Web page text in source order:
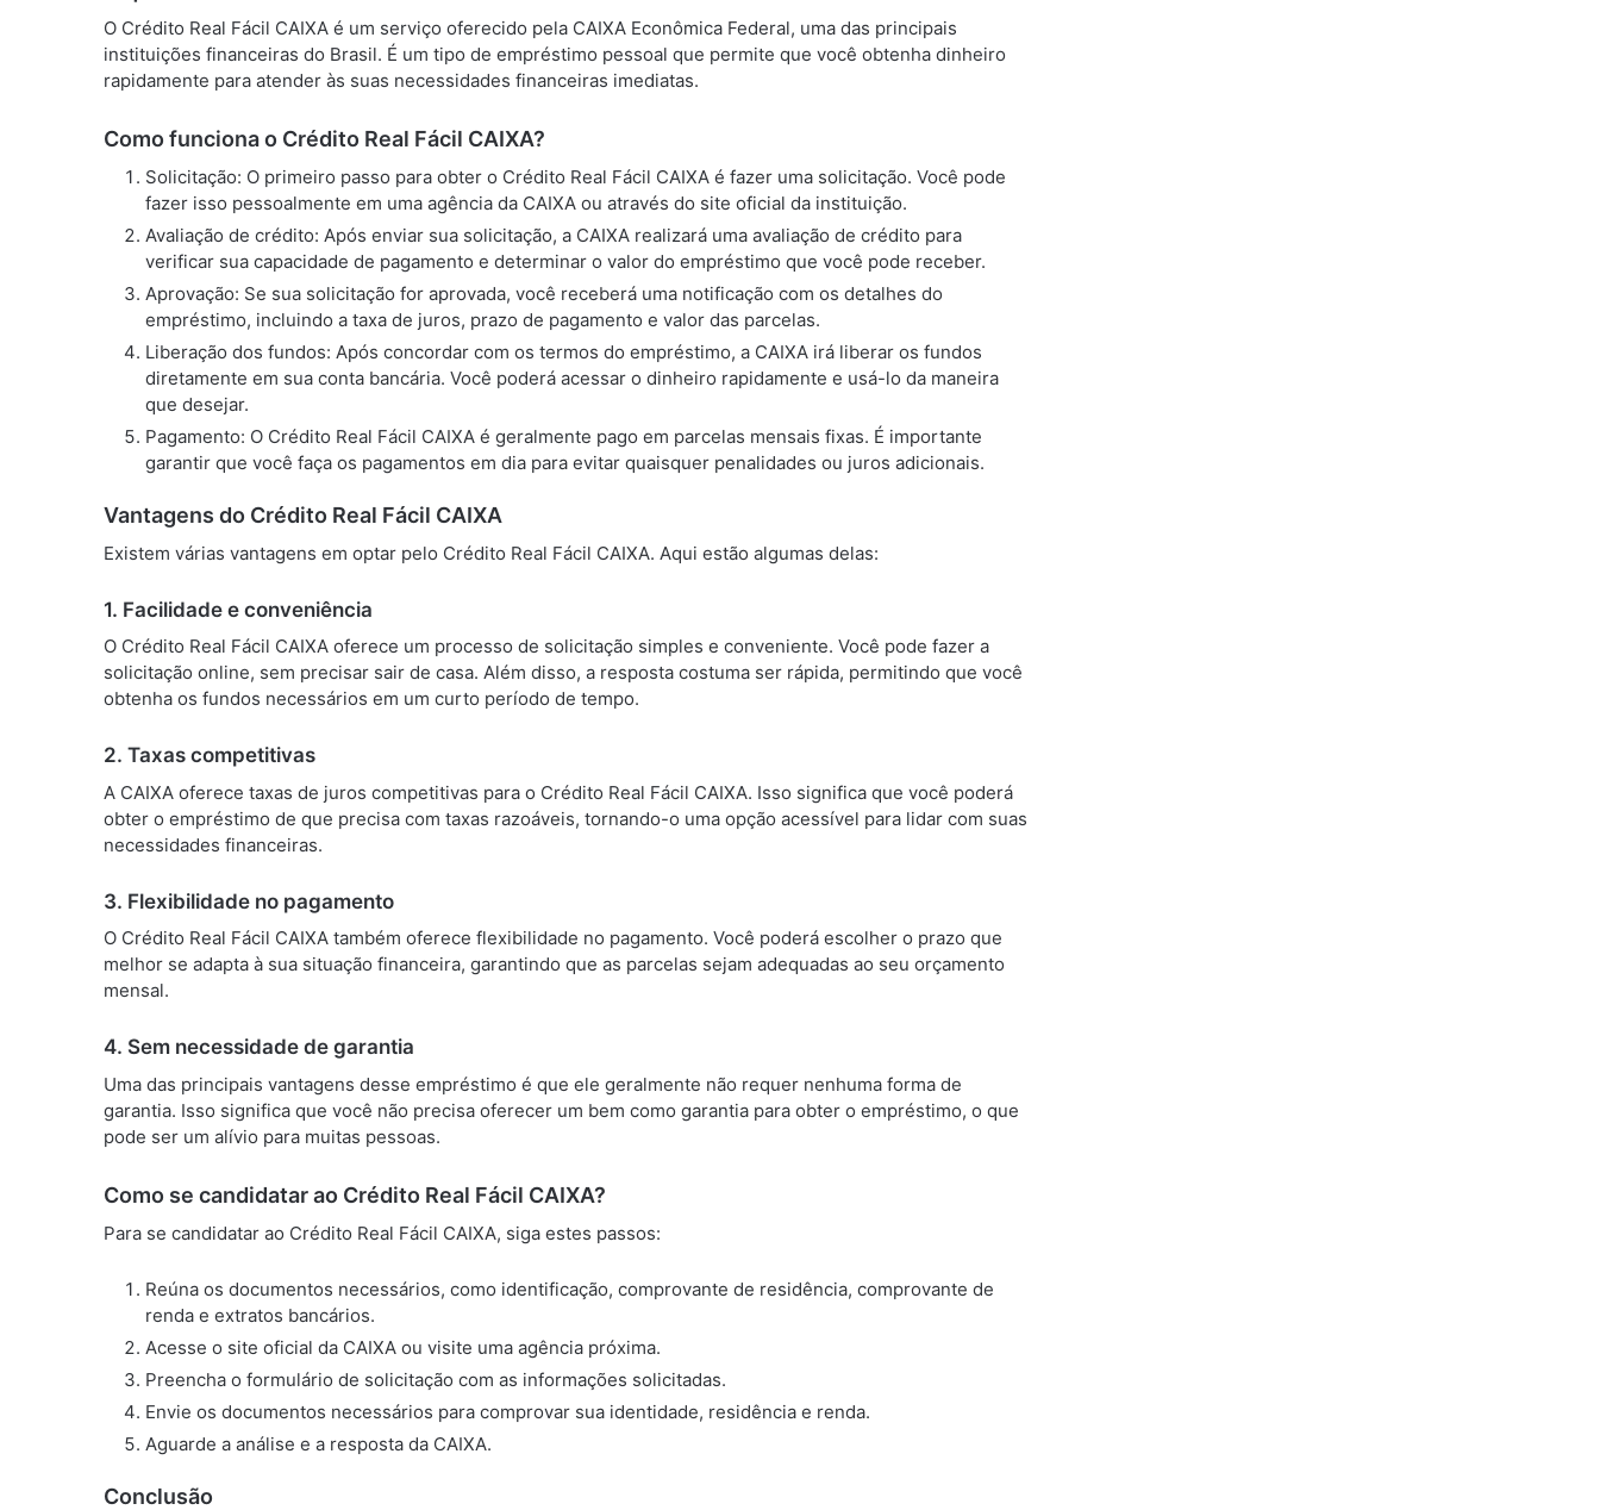
O Crédito Real Fácil CAIXA é um serviço oferecido pela CAIXA Econômica Federal, uma das principais
instituições financeiras do Brasil. É um tipo de empréstimo pessoal que permite que você obtenha dinheiro
rapidamente para atender às suas necessidades financeiras imediatas.
Como funciona o Crédito Real Fácil CAIXA?
Solicitação: O primeiro passo para obter o Crédito Real Fácil CAIXA é fazer uma solicitação. Você pode
fazer isso pessoalmente em uma agência da CAIXA ou através do site oficial da instituição.
Avaliação de crédito: Após enviar sua solicitação, a CAIXA realizará uma avaliação de crédito para
verificar sua capacidade de pagamento e determinar o valor do empréstimo que você pode receber.
Aprovação: Se sua solicitação for aprovada, você receberá uma notificação com os detalhes do
empréstimo, incluindo a taxa de juros, prazo de pagamento e valor das parcelas.
Liberação dos fundos: Após concordar com os termos do empréstimo, a CAIXA irá liberar os fundos
diretamente em sua conta bancária. Você poderá acessar o dinheiro rapidamente e usá-lo da maneira
que desejar.
Pagamento: O Crédito Real Fácil CAIXA é geralmente pago em parcelas mensais fixas. É importante
garantir que você faça os pagamentos em dia para evitar quaisquer penalidades ou juros adicionais.
Vantagens do Crédito Real Fácil CAIXA
Existem várias vantagens em optar pelo Crédito Real Fácil CAIXA. Aqui estão algumas delas:
1. Facilidade e conveniência
O Crédito Real Fácil CAIXA oferece um processo de solicitação simples e conveniente. Você pode fazer a
solicitação online, sem precisar sair de casa. Além disso, a resposta costuma ser rápida, permitindo que você
obtenha os fundos necessários em um curto período de tempo.
2. Taxas competitivas
A CAIXA oferece taxas de juros competitivas para o Crédito Real Fácil CAIXA. Isso significa que você poderá
obter o empréstimo de que precisa com taxas razoáveis, tornando-o uma opção acessível para lidar com suas
necessidades financeiras.
3. Flexibilidade no pagamento
O Crédito Real Fácil CAIXA também oferece flexibilidade no pagamento. Você poderá escolher o prazo que
melhor se adapta à sua situação financeira, garantindo que as parcelas sejam adequadas ao seu orçamento
mensal.
4. Sem necessidade de garantia
Uma das principais vantagens desse empréstimo é que ele geralmente não requer nenhuma forma de
garantia. Isso significa que você não precisa oferecer um bem como garantia para obter o empréstimo, o que
pode ser um alívio para muitas pessoas.
Como se candidatar ao Crédito Real Fácil CAIXA?
Para se candidatar ao Crédito Real Fácil CAIXA, siga estes passos:
Reúna os documentos necessários, como identificação, comprovante de residência, comprovante de
renda e extratos bancários.
Acesse o site oficial da CAIXA ou visite uma agência próxima.
Preencha o formulário de solicitação com as informações solicitadas.
Envie os documentos necessários para comprovar sua identidade, residência e renda.
Aguarde a análise e a resposta da CAIXA.
Conclusão